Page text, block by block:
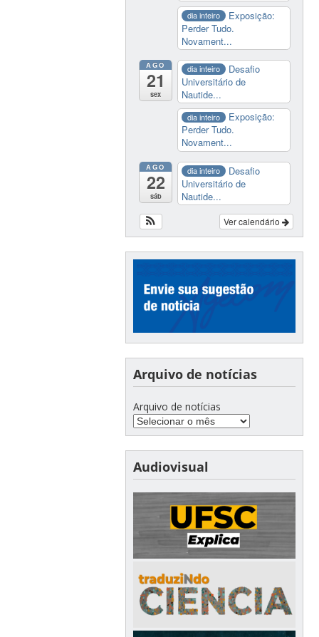
dia inteiro
Exposição:
Perder Tudo.
Novament...
AGO
21
sex
dia inteiro
Desafio
Universitário de
Nautide...
dia inteiro
Exposição:
Perder Tudo.
Novament...
AGO
22
sáb
dia inteiro
Desafio
Universitário de
Nautide...
Ver calendário
Arquivo de notícias
Arquivo de notícias
Audiovisual